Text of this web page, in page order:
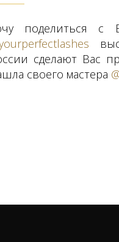
поделиться с
сделают Вас
своего мастера